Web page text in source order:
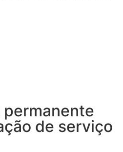
de serviço